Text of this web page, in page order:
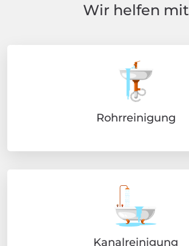
Wir helfen mit
Rohrreinigung
Kanalreinigung